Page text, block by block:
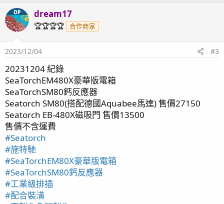
c
t
o
n
：
OP dream17
🏆🏆🏆🏆 合作商家
2023/12/04 #3
20231204 紀錄
SeaTorchEM480X豪華版電箱
SeaTorchSM80鈣反應器
Seatorch SM80(搭配德國Aquabee馬達) 售價27150
Seatorch EB-480X磁吸門 售價13500
售價不含運費
#Seatorch
#施特馳
#SeaTorchEM80X豪華版電箱
#SeaTorchSM80鈣反應器
#工業級排插
#配合裝潢